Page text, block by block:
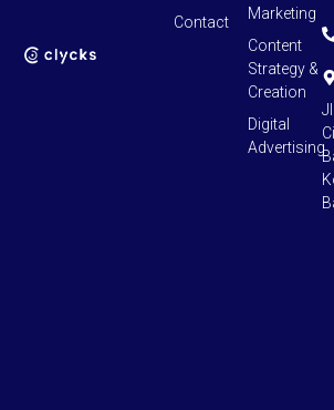
Marketing
Content
Strategy &
Creation
Digital
Advertising
Contact